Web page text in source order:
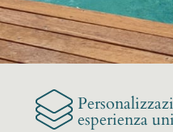
esperienza